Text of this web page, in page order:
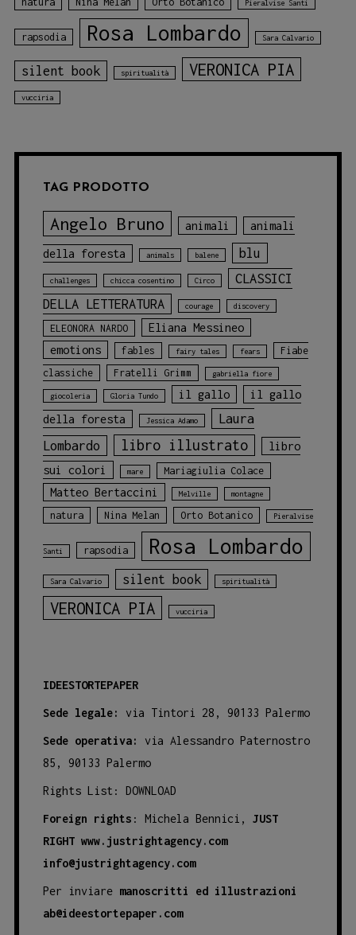
Pieralvise Santi
rapsodia Rosa Lombardo Sara Calvario
silent book spiritualità VERONICA PIA
vucciria
TAG PRODOTTO
Angelo Bruno animali animali
della foresta animals balene blu
challenges chicca cosentino Circo
CLASSICI
DELLA LETTERATURA
courage discovery
ELEONORA NARDO
Eliana Messineo
emotions
fables fairy tales fears
Fiabe
classiche
Fratelli Grimm gabriella fiore
giocoleria Gloria Tundo il gallo
il gallo
della foresta
Jessica Adamo
Laura
Lombardo
libro illustrato
libro
sui colori
mare Mariagiulia Colace
Matteo Bertaccini Melville montagne
natura Nina Melan Orto Botanico Pieralvise
Santi rapsodia Rosa Lombardo
Sara Calvario silent book spiritualità
VERONICA PIA vucciria
IDEESTORTEPAPER
Sede legale: via Tintori 28, 90133 Palermo
Sede operativa:
via Alessandro Paternostro
85, 90133 Palermo
Rights List: DOWNLOAD
Foreign rights : Michela Bennici, JUST
RIGHT www.justrightagency.com
info@justrightagency.com
Per inviare manoscritti ed illustrazioni
ab@ideestortepaper.com